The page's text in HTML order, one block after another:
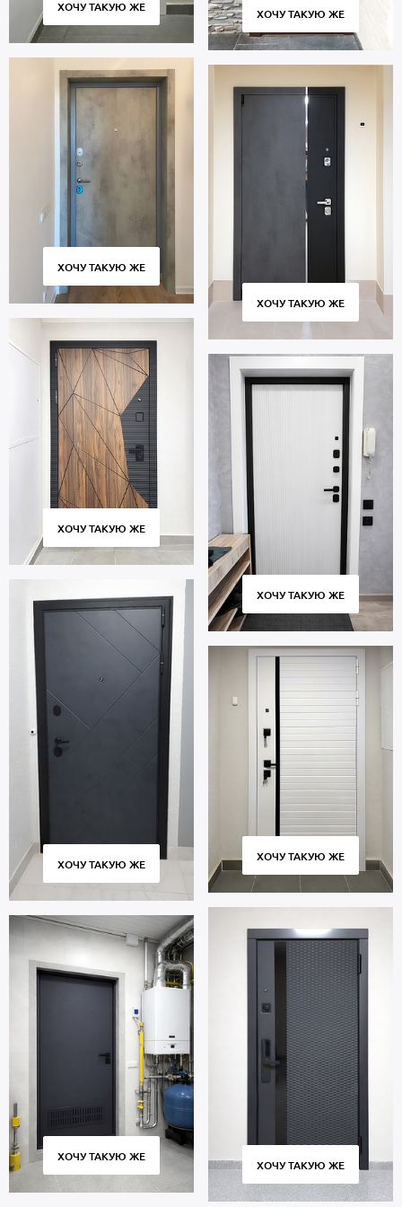
от 4 дней, доставка по всей Московской области,
профессиональная установка. Гарантия 5 лет.
ХОЧУ ТАКУЮ ЖЕ
ХОЧУ ТАКУЮ ЖЕ
ХОЧУ ТАКУЮ ЖЕ
ХОЧУ ТАКУЮ ЖЕ
ХОЧУ ТАКУЮ ЖЕ
ХОЧУ ТАКУЮ ЖЕ
ХОЧУ ТАКУЮ ЖЕ
ХОЧУ ТАКУЮ ЖЕ
ХОЧУ ТАКУЮ ЖЕ
ХОЧУ ТАКУЮ ЖЕ